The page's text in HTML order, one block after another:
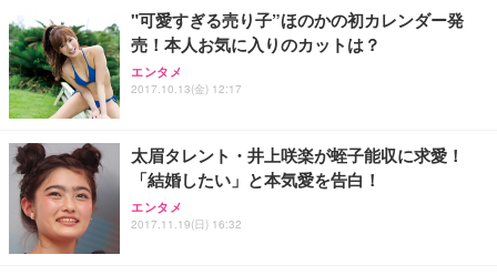
務用 おしゃれ パソコンチェア (ホワイト)
ANDWINT オフィスチェア デスクチェア 肘なし メ
ッシュ 通気性 ランバーサポート付き 腰サポート ガ
ス圧無段階昇降 360度回転 キャスター付き コンパク
【MiniLED/24.5inch/280Hz/FHD】GRAPHT THE S
HOOTER Gaming Monitor 24” Essential ゲーミン
グモニター QD 24.5インチ 1ms FHD 量子ドット 残
アイリスオーヤマ ペットシーツ 超厚型 お徳用 レギ
ュラー 200枚入【Amazon.co.jp限定】
"可愛すぎる売り子”ほのかの初カレンダー発
売！本人お気に入りのカットは？
エンタメ
2017.10.13(金) 12:17
太眉タレント・井上咲楽が蛭子能収に求愛！
「結婚したい」と本気愛を告白！
エンタメ
2017.11.19(日) 16:32